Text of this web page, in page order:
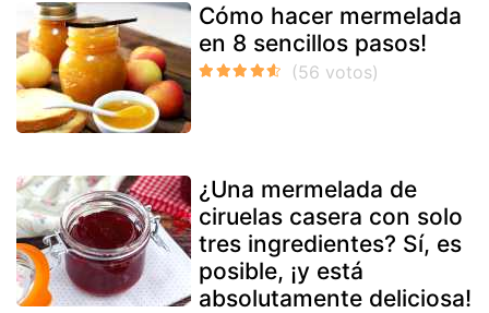
Cómo hacer mermelada
en 8 sencillos pasos!
¿Una mermelada de
ciruelas casera con solo
tres ingredientes? Sí, es
posible, ¡y está
absolutamente deliciosa!